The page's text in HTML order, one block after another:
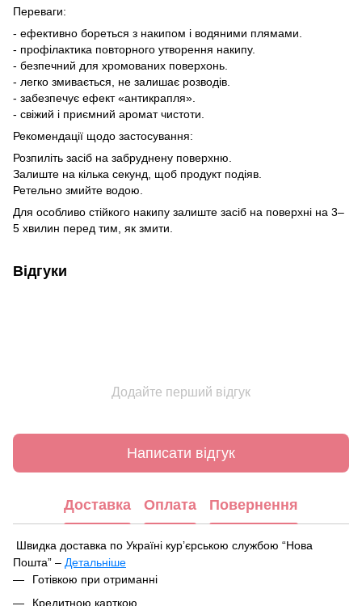
Переваги:
- ефективно бореться з накипом і водяними плямами.
- профілактика повторного утворення накипу.
- безпечний для хромованих поверхонь.
- легко змивається, не залишає розводів.
- забезпечує ефект «антикрапля».
- свіжий і приємний аромат чистоти.
Рекомендації щодо застосування:
Розпиліть засіб на забруднену поверхню.
Залиште на кілька секунд, щоб продукт подіяв.
Ретельно змийте водою.
Для особливо стійкого накипу залиште засіб на поверхні на 3–
5 хвилин перед тим, як змити.
Відгуки
Додайте перший відгук
Написати відгук
Доставка Оплата Повернення
Швидка доставка по Україні курʼєрською службою “Нова
Пошта” – Детальніше
Під час оформлення замовлення ви можете вибрати зручний
спосіб отримання посилки:
Готівкою при отриманні
Кредитною карткою